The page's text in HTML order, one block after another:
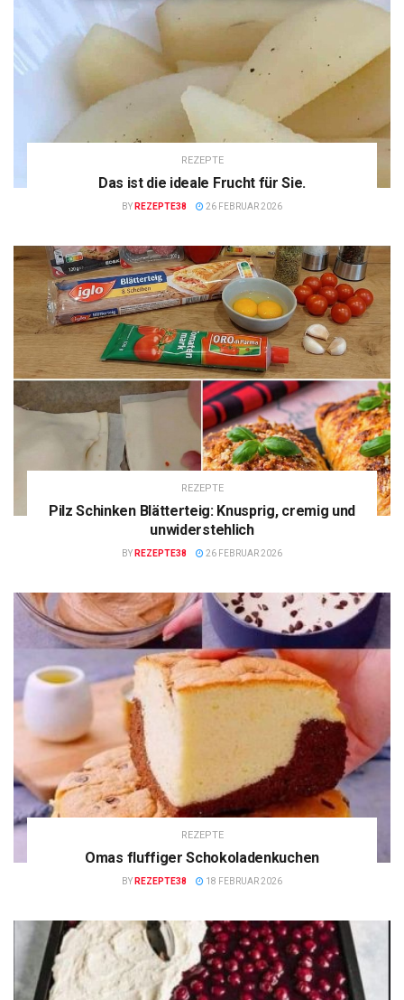
REZEPTE
Das ist die ideale Frucht für Sie.
BY REZEPTE38 26 FEBRUAR 2026
REZEPTE
Pilz Schinken Blätterteig: Knusprig, cremig und
unwiderstehlich
BY REZEPTE38 26 FEBRUAR 2026
REZEPTE
Omas fluffiger Schokoladenkuchen
BY REZEPTE38 18 FEBRUAR 2026